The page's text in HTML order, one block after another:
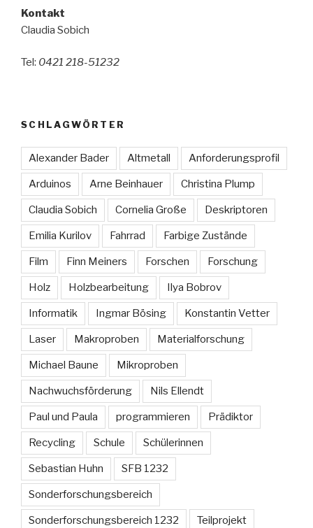
Kontakt
Claudia Sobich
Tel: 0421 218-51232
SCHLAGWÖRTER
Alexander Bader Altmetall Anforderungsprofil
Arduinos Arne Beinhauer Christina Plump
Claudia Sobich Cornelia Große Deskriptoren
Emilia Kurilov Fahrrad Farbige Zustände
Film Finn Meiners Forschen Forschung
Holz Holzbearbeitung Ilya Bobrov
Informatik Ingmar Bösing Konstantin Vetter
Laser Makroproben Materialforschung
Michael Baune Mikroproben
Nachwuchsförderung Nils Ellendt
Paul und Paula programmieren Prädiktor
Recycling Schule Schülerinnen
Sebastian Huhn SFB 1232
Sonderforschungsbereich
Sonderforschungsbereich 1232 Teilprojekt